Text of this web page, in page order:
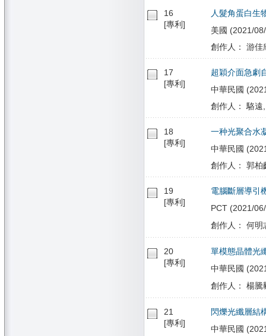
16
[專利]
人髮角蛋白生
美國 (2021/
創作人： 游佳
17
[專利]
超穎介面急劇
中華民國
創作人： 駱遠
18
[專利]
一种光聚合水
中華民國
創作人： 郭柏
19
[專利]
電腦斷層導引
PCT (2021/
創作人： 何
20
[專利]
單模態晶體光
中華民國
創作人： 楊
21
[專利]
閃爍光纖層結
中華民國